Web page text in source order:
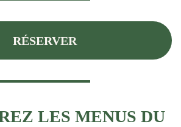
RÉSERVER
LES MENUS DU